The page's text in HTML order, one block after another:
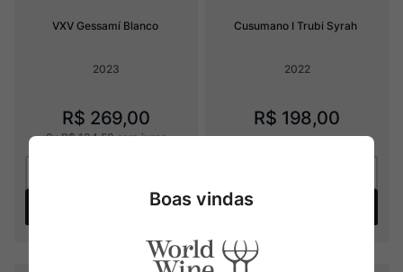
VXV Gessamí Blanco
2023
R$ 269,00
2xR$134,50sem juros
Cusumano I Trubi Syrah
2022
R$ 198,00
Boas vindas